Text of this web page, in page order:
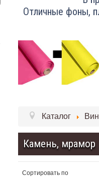
Отличные фоны,
Каталог
Камень, мрамор
Сортировать по